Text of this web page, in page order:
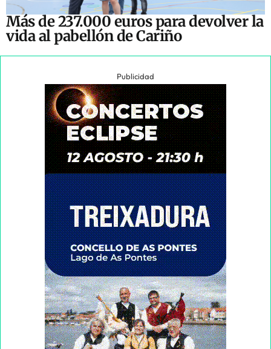
Más de 237.000 euros para devolver la
vida al pabellón de Cariño
Publicidad